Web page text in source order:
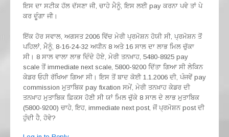
ਇਸ ਦਾ ਸਟੀਕ ਹੱਲ ਦੱਸਣਾ ਜੀ, ਚਾਹੇ ਮੈਨੂੰ, ਇਸ ਲਈ pay ਕਰਨਾ ਪਵੇ ਤਾਂ ਪੇ
ਕਰ ਦੂੰਗਾ ਜੀ।
ਇੱਕ ਹੋਰ ਸਵਾਲ, ਅਗਸਤ 2006 ਵਿੱਚ ਮੇਰੀ ਪ੍ਰਮੋਸ਼ਨ ਹੋਯੀ ਸੀ, ਪ੍ਰਮੋਸ਼ਨ ਤੋਂ
ਪਹਿਲਾਂ, ਮੈਨੂੰ, 8-16-24-32 ਅਧੀਨ 8 ਅਤੇ 16 ਸਾਲ ਦਾ ਲਾਭ ਮਿਲ ਚੁੱਕਾ
ਸੀ। 8 ਸਾਲ ਵਾਲਾ ਲਾਭ ਦਿੰਦੇ ਹੋਏ, ਮੇਰੀ ਤਨਖ਼ਾਹ, 5480-8925 pay
scale ਤੋਂ immediate next scale, 5800-9200 ਦਿੱਤਾ ਗਿਆ ਸੀ ਲੇਕਿਨ
ਕੇਡਰ ਓਹੀ ਰੱਖਿਆ ਗਿਆ ਸੀ। ਇਸ ਤੋਂ ਬਾਦ ਕੋਈ 1.1.2006 ਦੀ, ਪੰਜਵੇਂ pay
commission ਮੁਤਾਬਿਕ pay fixation ਸਮੇਂ, ਮੇਰੀ ਤਨਖ਼ਾਹ ਕੇਡਰ ਦੀ
ਤਨਖ਼ਾਹ ਮੁਤਾਬਿਕ ਫ਼ਿਕਸ ਹੋਣੀ ਸੀ ਯਾਂ ਮਿਲ ਚੁੱਕੇ 8 ਸਾਲ ਦੇ ਲਾਭ ਮੁਤਾਬਿਕ
(5800-9200) ਚਾਹੇ, ਇਹ, immediate next post, ਜੋਂ ਪ੍ਰਮੋਸ਼ਨ post ਦੀ
ਹੁੰਦੀ ਹੈ, ਹੋਵੇ?